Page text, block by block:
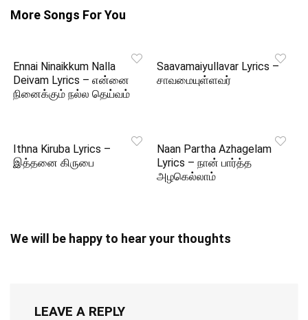
More Songs For You
Ennai Ninaikkum Nalla
Deivam Lyrics – என்னை
நினைக்கும் நல்ல தெய்வம்
Saavamaiyullavar Lyrics –
சாவமையுள்ளவர்
Ithna Kiruba Lyrics –
இத்தனை கிருபை
Naan Partha Azhagelam
Lyrics – நான் பார்த்த
அழகெல்லாம்
We will be happy to hear your thoughts
LEAVE A REPLY